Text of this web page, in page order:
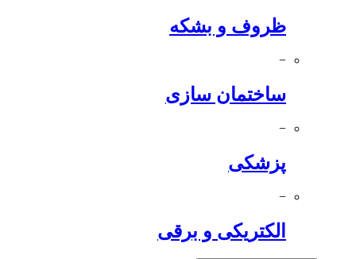
ظروف و بشکه
−
ساختمان سازی
−
پزشکی
−
الکتریکی و برقی